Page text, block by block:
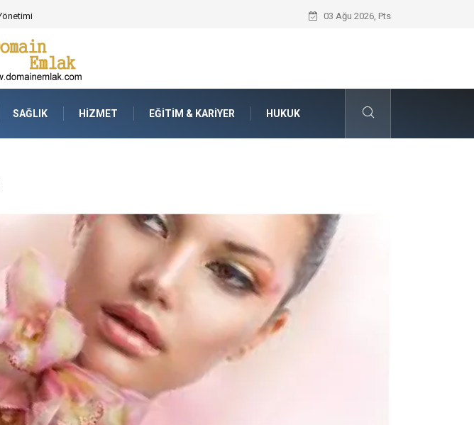
Seat Yedek Parça Dünyasında Kalite
03 Ağu 2026, Pts
SAĞLIK HIZMET EĞITIM & KARIYER HUKUK